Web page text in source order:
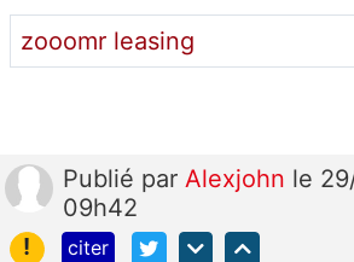
zooomr leasing
Publié par Alexjohn le
09h42
!
citer